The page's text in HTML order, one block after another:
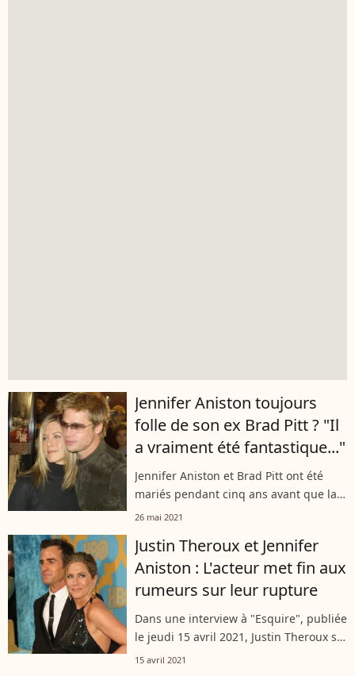
Jennifer Aniston toujours
folle de son ex Brad Pitt ? "Il
a vraiment été fantastique..."
Jennifer Aniston et Brad Pitt ont été
mariés pendant cinq ans avant que la
tornade Jolie ne s'abatte sur eux. Mais
de se faire la guerre......
26 mai 2021
Justin Theroux et Jennifer
Aniston : L'acteur met fin aux
rumeurs sur leur rupture
Dans une interview à "Esquire", publiée
le jeudi 15 avril 2021, Justin Theroux se
livre sans détour sur sa relation avec
15 avril 2021